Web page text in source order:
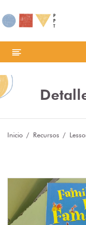
Inicio Recursos